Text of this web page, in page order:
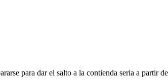
para dar el salto a la contienda seria a partir